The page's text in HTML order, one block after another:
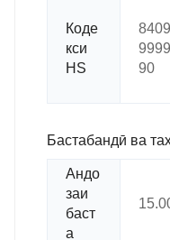
Коде
кси
HS
8409
9999
90
Бастабандӣ ва
Андо
заи
баст
а